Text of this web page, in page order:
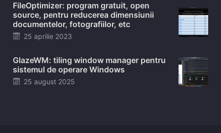
FileOptimizer: program gratuit, open
source, pentru reducerea dimensiunii
documentelor, fotografiilor, etc
Posted
25 aprilie 2023
GlazeWM: tiling window manager pentru
sistemul de operare Windows
Posted
25 august 2025